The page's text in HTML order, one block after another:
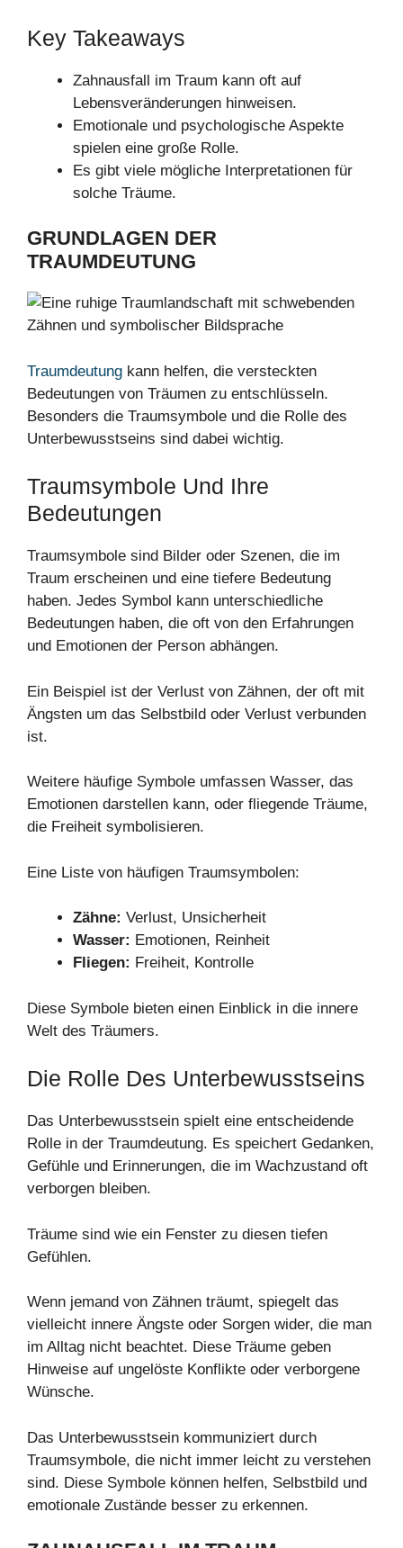
Key Takeaways
Zahnausfall im Traum kann oft auf
Lebensveränderungen hinweisen.
Emotionale und psychologische Aspekte
spielen eine große Rolle.
Es gibt viele mögliche Interpretationen für
solche Träume.
GRUNDLAGEN DER
TRAUMDEUTUNG
Traumdeutung kann helfen, die versteckten
Bedeutungen von Träumen zu entschlüsseln.
Besonders die Traumsymbole und die Rolle des
Unterbewusstseins sind dabei wichtig.
Traumsymbole Und Ihre
Bedeutungen
Traumsymbole sind Bilder oder Szenen, die im
Traum erscheinen und eine tiefere Bedeutung
haben. Jedes Symbol kann unterschiedliche
Bedeutungen haben, die oft von den Erfahrungen
und Emotionen der Person abhängen.
Ein Beispiel ist der Verlust von Zähnen, der oft mit
Ängsten um das Selbstbild oder Verlust verbunden
ist.
Weitere häufige Symbole umfassen Wasser, das
Emotionen darstellen kann, oder fliegende Träume,
die Freiheit symbolisieren.
Eine Liste von häufigen Traumsymbolen:
Zähne: Verlust, Unsicherheit
Wasser: Emotionen, Reinheit
Fliegen: Freiheit, Kontrolle
Diese Symbole bieten einen Einblick in die innere
Welt des Träumers.
Die Rolle Des Unterbewusstseins
Das Unterbewusstsein spielt eine entscheidende
Rolle in der Traumdeutung. Es speichert Gedanken,
Gefühle und Erinnerungen, die im Wachzustand oft
verborgen bleiben.
Träume sind wie ein Fenster zu diesen tiefen
Gefühlen.
Wenn jemand von Zähnen träumt, spiegelt das
vielleicht innere Ängste oder Sorgen wider, die man
im Alltag nicht beachtet. Diese Träume geben
Hinweise auf ungelöste Konflikte oder verborgene
Wünsche.
Das Unterbewusstsein kommuniziert durch
Traumsymbole, die nicht immer leicht zu verstehen
sind. Diese Symbole können helfen, Selbstbild und
emotionale Zustände besser zu erkennen.